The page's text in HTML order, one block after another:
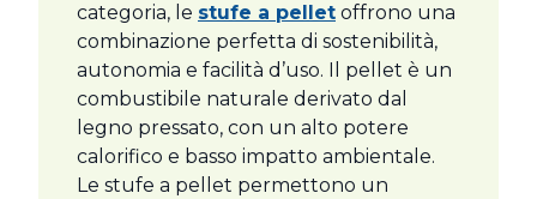
categoria, le stufe a pellet offrono una
combinazione perfetta di sostenibilità,
autonomia e facilità d’uso. Il pellet è un
combustibile naturale derivato dal
legno pressato, con un alto potere
calorifico e basso impatto ambientale.
Le stufe a pellet permettono un